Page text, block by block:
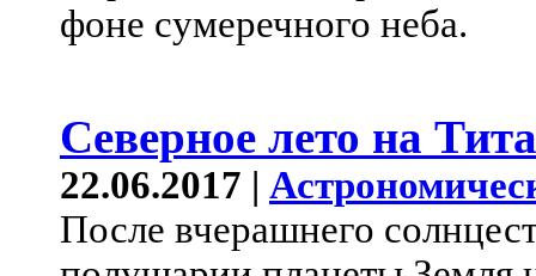
фоне сумеречного неба.
Северное лето на
22.06.2017 |
После вчерашнего